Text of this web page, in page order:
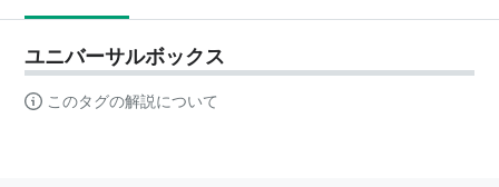
ユニバーサルボックス
このタグの解説について